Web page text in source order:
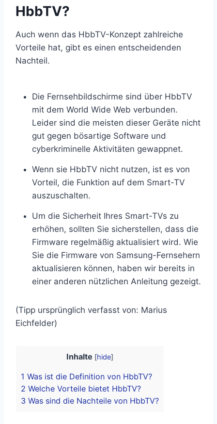
HbbTV?
Auch wenn das HbbTV-Konzept zahlreiche
Vorteile hat, gibt es einen entscheidenden
Nachteil.
Die Fernsehbildschirme sind über HbbTV
mit dem World Wide Web verbunden.
Leider sind die meisten dieser Geräte nicht
gut gegen bösartige Software und
cyberkriminelle Aktivitäten gewappnet.
Wenn sie HbbTV nicht nutzen, ist es von
Vorteil, die Funktion auf dem Smart-TV
auszuschalten.
Um die Sicherheit Ihres Smart-TVs zu
erhöhen, sollten Sie sicherstellen, dass die
Firmware regelmäßig aktualisiert wird. Wie
Sie die Firmware von Samsung-Fernsehern
aktualisieren können, haben wir bereits in
einer anderen nützlichen Anleitung gezeigt.
(Tipp ursprünglich verfasst von: Marius
Eichfelder)
Inhalte [hide]
1 Was ist die Definition von HbbTV?
2 Welche Vorteile bietet HbbTV?
3 Was sind die Nachteile von HbbTV?